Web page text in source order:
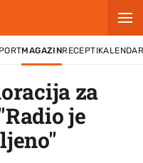
MAGAZINRECEPTI
za
je